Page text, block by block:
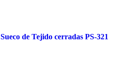
Sueco de Tejido cerradas PS-321